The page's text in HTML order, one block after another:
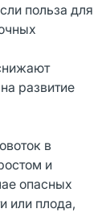
польза для
развитие
в
и
опасных
или плода,